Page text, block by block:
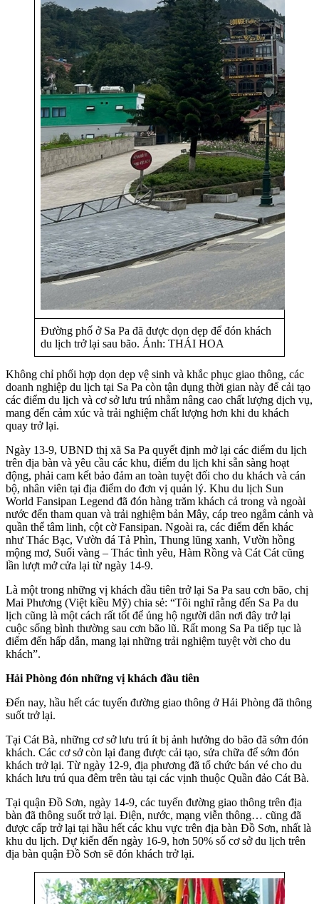
Đường phố ở Sa Pa đã được dọn dẹp để đón khách
du lịch trở lại sau bão. Ảnh: THÁI HOA
Không chỉ phối hợp dọn dẹp vệ sinh và khắc phục giao thông, các
doanh nghiệp du lịch tại Sa Pa còn tận dụng thời gian này để cải tạo
các điểm du lịch và cơ sở lưu trú nhằm nâng cao chất lượng dịch vụ,
mang đến cảm xúc và trải nghiệm chất lượng hơn khi du khách
quay trở lại.
Ngày 13-9, UBND thị xã Sa Pa quyết định mở lại các điểm du lịch
trên địa bàn và yêu cầu các khu, điểm du lịch khi sẵn sàng hoạt
động, phải cam kết bảo đảm an toàn tuyệt đối cho du khách và cán
bộ, nhân viên tại địa điểm do đơn vị quản lý. Khu du lịch Sun
World Fansipan Legend đã đón hàng trăm khách cả trong và ngoài
nước đến tham quan và trải nghiệm bản Mây, cáp treo ngắm cảnh và
quần thể tâm linh, cột cờ Fansipan. Ngoài ra, các điểm đến khác
như Thác Bạc, Vườn đá Tả Phìn, Thung lũng xanh, Vườn hồng
mộng mơ, Suối vàng – Thác tình yêu, Hàm Rồng và Cát Cát cũng
lần lượt mở cửa lại từ ngày 14-9.
Là một trong những vị khách đầu tiên trở lại Sa Pa sau cơn bão, chị
Mai Phương (Việt kiều Mỹ) chia sẻ: “Tôi nghĩ rằng đến Sa Pa du
lịch cũng là một cách rất tốt để ủng hộ người dân nơi đây trở lại
cuộc sống bình thường sau cơn bão lũ. Rất mong Sa Pa tiếp tục là
điểm đến hấp dẫn, mang lại những trải nghiệm tuyệt vời cho du
khách”.
Hải Phòng đón những vị khách đầu tiên
Đến nay, hầu hết các tuyến đường giao thông ở Hải Phòng đã thông
suốt trở lại.
Tại Cát Bà, những cơ sở lưu trú ít bị ảnh hưởng do bão đã sớm đón
khách. Các cơ sở còn lại đang được cải tạo, sửa chữa để sớm đón
khách trở lại. Từ ngày 12-9, địa phương đã tổ chức bán vé cho du
khách lưu trú qua đêm trên tàu tại các vịnh thuộc Quần đảo Cát Bà.
Tại quận Đồ Sơn, ngày 14-9, các tuyến đường giao thông trên địa
bàn đã thông suốt trở lại. Điện, nước, mạng viễn thông… cũng đã
được cấp trở lại tại hầu hết các khu vực trên địa bàn Đồ Sơn, nhất là
khu du lịch. Dự kiến đến ngày 16-9, hơn 50% số cơ sở du lịch trên
địa bàn quận Đồ Sơn sẽ đón khách trở lại.